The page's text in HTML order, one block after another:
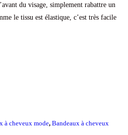
du visage, simplement rabattre un
le tissu est élastique, c’est très facile
à cheveux mode, Bandeaux à cheveux